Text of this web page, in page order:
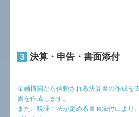
3 決算・申告・書面添付
金融機関から信頼される決算書の作成を
書を作成します。
また、税理士法が定める書面添付により